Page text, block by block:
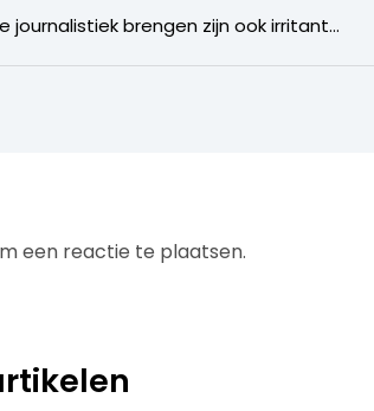
journalistiek brengen zijn ook irritant…
een reactie te plaatsen.